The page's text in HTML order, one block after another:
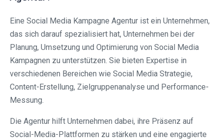
Eine Social Media Kampagne Agentur ist ein Unternehmen,
das sich darauf spezialisiert hat, Unternehmen bei der
Planung, Umsetzung und Optimierung von Social Media
Kampagnen zu unterstützen. Sie bieten Expertise in
verschiedenen Bereichen wie Social Media Strategie,
Content-Erstellung, Zielgruppenanalyse und Performance-
Messung.
Die Agentur hilft Unternehmen dabei, ihre Präsenz auf
Social-Media-Plattformen zu stärken und eine engagierte